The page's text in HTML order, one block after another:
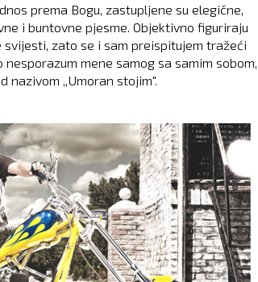
prema Bogu, zastupljene su elegične,
i buntovne pjesme. Objektivno figuriraju
zato se i sam preispitujem tražeći
mene samog sa samim sobom,
nazivom ,,Umoran stojim".